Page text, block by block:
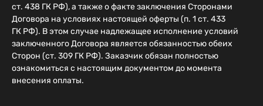
ст. 438 ГК РФ), а также о факте заключения Сторонами
Договора на условиях настоящей оферты (п. 1 ст. 433
ГК РФ). В этом случае надлежащее исполнение условий
заключенного Договора является обязанностью обеих
Сторон (ст. 309 ГК РФ). Заказчик обязан полностью
ознакомиться с настоящим документом до момента
внесения оплаты.